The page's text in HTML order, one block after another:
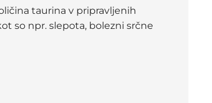
taurina v pripravljenih
so npr. slepota, bolezni srčne